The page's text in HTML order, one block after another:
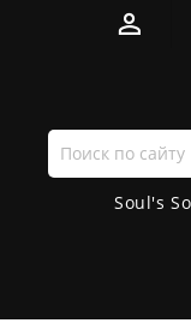
Поиск
по
сайту
Soul's